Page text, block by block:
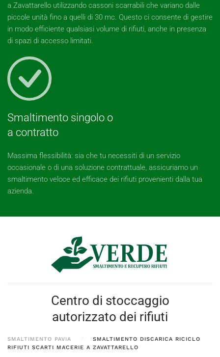
a Zavattarello utilizzando cassoni scarrabili che variano dalle
piccole unità fino a quelli di 30 mc. Questo ci consente di gestire
in modo efficiente qualsiasi volume di rifiuti, anche in presenza
di spazi di accesso limitati.
Smaltimento singolo o
a contratto
Massima flessibilità: sia che tu necessiti di un servizio
occasionale o di una soluzione contrattuale, assicuriamo un
smaltimento veloce ed efficace dei rifiuti provenienti dalla tua
azienda.
Centro di stoccaggio
autorizzato dei rifiuti
SMALTIMENTO PAVIA
SMALTIMENTO DISCARICA RICICLO
RIFIUTI SCARTI MACERIE A ZAVATTARELLO